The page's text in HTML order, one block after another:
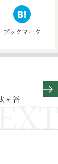
ブックマーク
ヶ谷